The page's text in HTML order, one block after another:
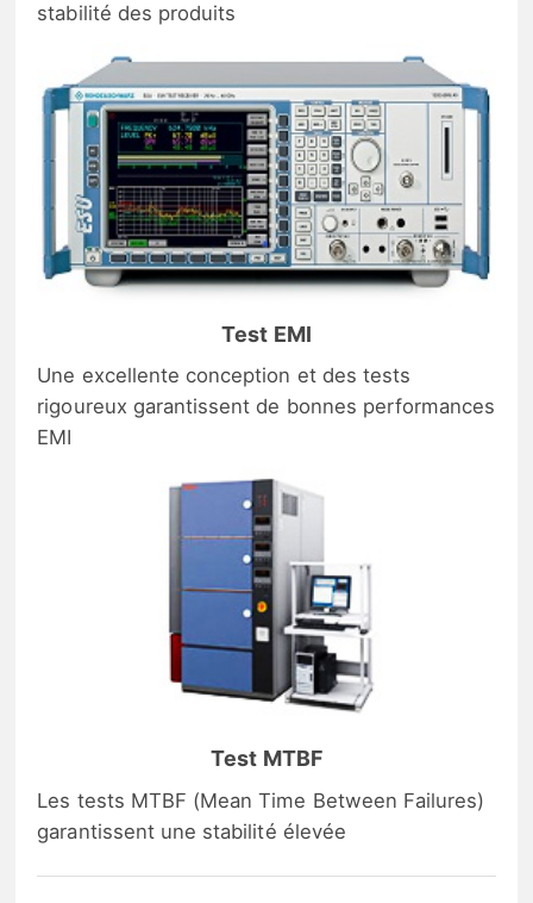
stabilité des produits
Test EMI
Une excellente conception et des tests
rigoureux garantissent de bonnes performances
EMI
Test MTBF
Les tests MTBF (Mean Time Between Failures)
garantissent une stabilité élevée